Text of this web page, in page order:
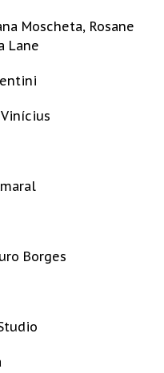
Moscheta, Rosane
Lane
Borges